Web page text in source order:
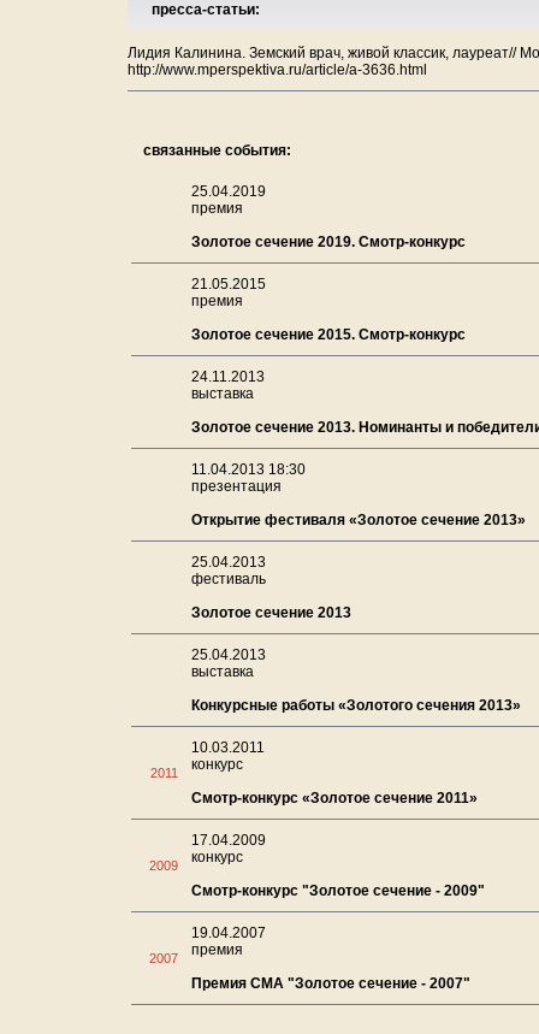
пресса-статьи:
Лидия Калинина. Земский врач, живой классик, лауреат//
http://www.mperspektiva.ru/article/a-3636.html
связанные события:
25.04.2019
премия
Золотое сечение 2019. Смотр-конкурс
21.05.2015
премия
Золотое сечение 2015. Смотр-конкурс
24.11.2013
выставка
Золотое сечение 2013. Номинанты и
11.04.2013 18:30
презентация
Открытие фестиваля «Золотое сечение 2013»
25.04.2013
фестиваль
Золотое сечение 2013
25.04.2013
выставка
Конкурсные работы «Золотого сечения 2013»
2011
10.03.2011
конкурс
Смотр-конкурс «Золотое сечение 2011»
2009
17.04.2009
конкурс
Смотр-конкурс "Золотое сечение - 2009"
2007
19.04.2007
премия
Премия СМА "Золотое сечение - 2007"